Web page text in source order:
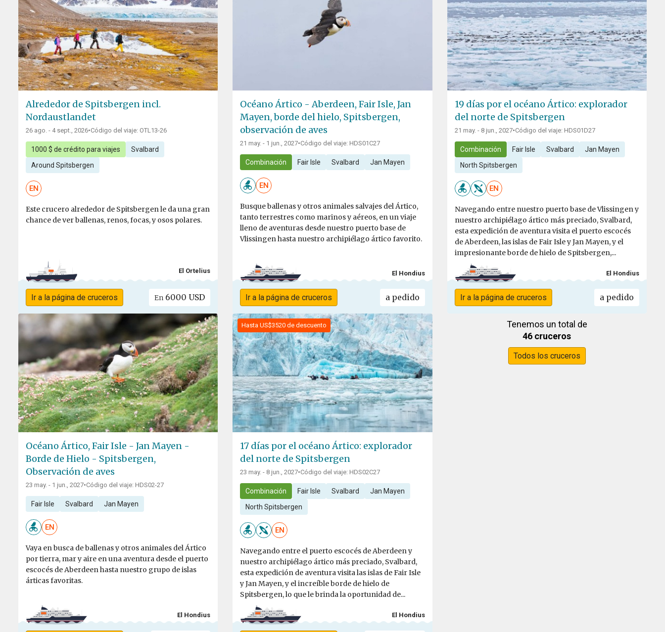
Alrededor de Spitsbergen incl.
Nordaustlandet
26 ago. - 4 sept., 2026•Código del viaje: OTL13-26
1000 $ de crédito para viajes Svalbard
Around Spitsbergen
EN
Este crucero alrededor de Spitsbergen le da una gran
chance de ver ballenas, renos, focas, y osos polares.
El Ortelius
Ir a la página de cruceros En 6000 USD
Océano Ártico - Aberdeen, Fair Isle, Jan
Mayen, borde del hielo, Spitsbergen,
observación de aves
21 may. - 1 jun., 2027•Código del viaje: HDS01C27
Combinación Fair Isle Svalbard Jan Mayen
EN
Busque ballenas y otros animales salvajes del Ártico,
tanto terrestres como marinos y aéreos, en un viaje
lleno de aventuras desde nuestro puerto base de
Vlissingen hasta nuestro archipiélago ártico favorito.
El Hondius
Ir a la página de cruceros a pedido
19 días por el océano Ártico: explorador
del norte de Spitsbergen
21 may. - 8 jun., 2027•Código del viaje: HDS01D27
Combinación Fair Isle Svalbard Jan Mayen
North Spitsbergen
EN
Navegando entre nuestro puerto base de Vlissingen y
nuestro archipiélago ártico más preciado, Svalbard,
esta expedición de aventura visita el puerto escocés
de Aberdeen, las islas de Fair Isle y Jan Mayen, y el
impresionante borde de hielo de Spitsbergen,...
El Hondius
Ir a la página de cruceros a pedido
Océano Ártico, Fair Isle - Jan Mayen -
Borde de Hielo - Spitsbergen,
Observación de aves
23 may. - 1 jun., 2027•Código del viaje: HDS02-27
Fair Isle Svalbard Jan Mayen
EN
Vaya en busca de ballenas y otros animales del Ártico
por tierra, mar y aire en una aventura desde el puerto
escocés de Aberdeen hasta nuestro grupo de islas
árticas favoritas.
El Hondius
Hasta US$3520 de descuento
17 días por el océano Ártico: explorador
del norte de Spitsbergen
23 may. - 8 jun., 2027•Código del viaje: HDS02C27
Combinación Fair Isle Svalbard Jan Mayen
North Spitsbergen
EN
Navegando entre el puerto escocés de Aberdeen y
nuestro archipiélago ártico más preciado, Svalbard,
esta expedición de aventura visita las islas de Fair Isle
y Jan Mayen, y el increíble borde de hielo de
Spitsbergen, lo que le brinda la oportunidad de...
El Hondius
Tenemos un total de
46 cruceros
Todos los cruceros